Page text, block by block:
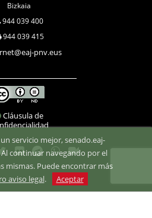
Bizkaia
944 039 400
944 039 415
pnv.eus
Cláusula de
servicio mejor, senado.eaj-
continuar navegando por el
mismas. Puede encontrar más
aviso legal. Aceptar